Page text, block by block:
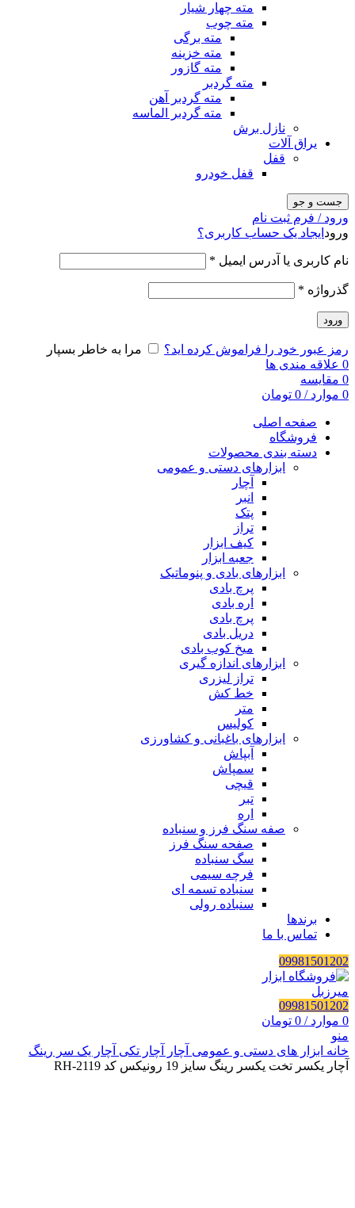
مته چهار شیار
مته چوب
مته برگی
مته خزینه
مته گازور
مته گردبر
مته گردبر آهن
مته گردبر الماسه
نازل برش
یراق آلات
قفل
قفل خودرو
جست و جو
ورود / فرم ثبت نام
ورود ایجاد یک حساب کاربری؟
نام کاربری یا آدرس ایمیل *
گذرواژه *
ورود
رمز عبور خود را فراموش کرده اید؟
مرا به خاطر بسپار
0 علاقه مندی ها
0 مقایسه
0 موارد /
0 تومان
صفحه اصلی
فروشگاه
دسته بندی محصولات
ابزارهای دستی و عمومی
آچار
انبر
پتک
تراز
کیف ابزار
جعبه ابزار
ابزارهای بادی و پنوماتیک
پرچ بادی
اره بادی
پرچ بادی
دریل بادی
میخ کوب بادی
ابزارهای اندازه گیری
تراز لیزری
خط کش
متر
کولیس
ابزارهای باغبانی و کشاورزی
آبپاش
سمپاش
قیچی
تبر
اره
صفه سنگ فرز و سنباده
صفحه سنگ فرز
سگ سنباده
فرچه سیمی
سنباده تسمه ای
سنباده رولی
برندها
تماس با ما
09981501202
09981501202
0 موارد /
0 تومان
منو
خانه ابزار های دستی و عمومی آچار آچار تکی آچار یک سر رینگ
آچار یکسر تخت یکسر رینگ سایز 19 رونیکس کد RH-2119